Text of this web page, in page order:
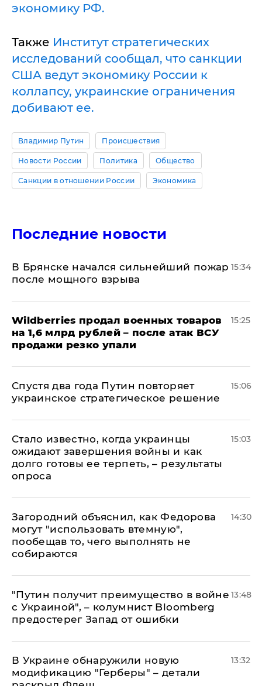
экономику РФ.
Также Институт стратегических
исследований сообщал, что санкции
США ведут экономику России к
коллапсу, украинские ограничения
добивают ее.
Владимир Путин Происшествия
Новости России Политика Общество
Санкции в отношении России Экономика
Последние новости
В Брянске начался сильнейший пожар
после мощного взрыва
15:34
​Wildberries продал военных товаров
на 1,6 млрд рублей – после атак ВСУ
продажи резко упали
15:25
Спустя два года Путин повторяет
украинское стратегическое решение
15:06
Стало известно, когда украинцы
ожидают завершения войны и как
долго готовы ее терпеть, – результаты
опроса
15:03
Загородний объяснил, как Федорова
могут "использовать втемную",
пообещав то, чего выполнять не
собираются
14:30
"Путин получит преимущество в войне
с Украиной", – колумнист Bloomberg
предостерег Запад от ошибки
13:48
В Украине обнаружили новую
модификацию "Герберы" – детали
13:32